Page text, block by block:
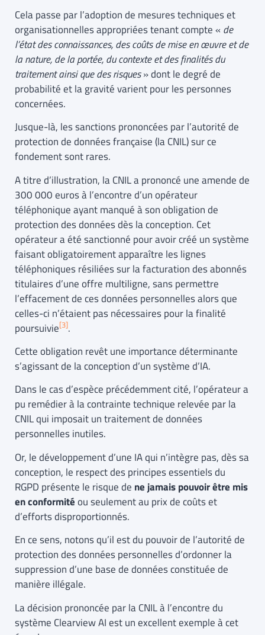
Cela passe par l’adoption de mesures techniques et
organisationnelles appropriées tenant compte « de
l’état des connaissances, des coûts de mise en œuvre et de
la nature, de la portée, du contexte et des finalités du
traitement ainsi que des risques» dont le degré de
probabilité et la gravité varient pour les personnes
concernées.
Jusque-là, les sanctions prononcées par l’autorité de
protection de données française (la CNIL) sur ce
fondement sont rares.
A titre d’illustration, la CNIL a prononcé une amende de
300 000 euros à l’encontre d’un opérateur
téléphonique ayant manqué à son obligation de
protection des données dès la conception. Cet
opérateur a été sanctionné pour avoir créé un système
faisant obligatoirement apparaître les lignes
téléphoniques résiliées sur la facturation des abonnés
titulaires d’une offre multiligne, sans permettre
l’effacement de ces données personnelles alors que
celles-ci n’étaient pas nécessaires pour la finalité
poursuivie[3].
Cette obligation revêt une importance déterminante
s’agissant de la conception d’un système d’IA.
Dans le cas d’espèce précédemment cité, l’opérateur a
pu remédier à la contrainte technique relevée par la
CNIL qui imposait un traitement de données
personnelles inutiles.
Or, le développement d’une IA qui n’intègre pas, dès sa
conception, le respect des principes essentiels du
RGPD présente le risque de ne jamais pouvoir être mis
en conformitéou seulement au prix de coûts et
d’efforts disproportionnés.
En ce sens, notons qu’il est du pouvoir de l’autorité de
protection des données personnelles d’ordonner la
suppression d’une base de données constituée de
manière illégale.
La décision prononcée par la CNIL à l’encontre du
système Clearview AI est un excellent exemple à cet